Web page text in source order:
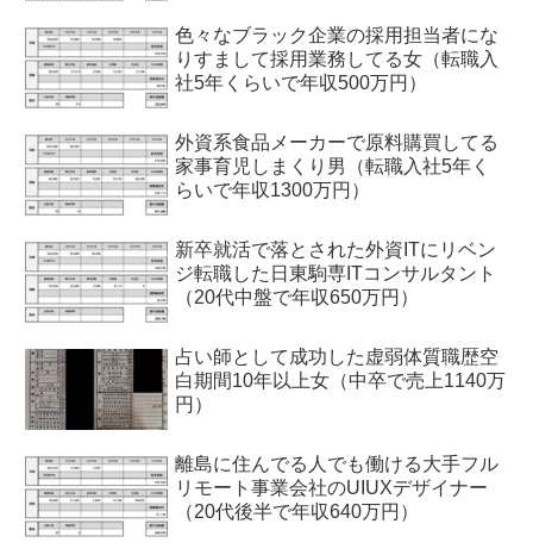
色々なブラック企業の採用担当者にな
りすまして採用業務してる女（転職入
社5年くらいで年収500万円）
外資系食品メーカーで原料購買してる
家事育児しまくり男（転職入社5年く
らいで年収1300万円）
新卒就活で落とされた外資ITにリベン
ジ転職した日東駒専ITコンサルタント
（20代中盤で年収650万円）
占い師として成功した虚弱体質職歴空
白期間10年以上女（中卒で売上1140万
円）
離島に住んでる人でも働ける大手フル
リモート事業会社のUIUXデザイナー
（20代後半で年収640万円）